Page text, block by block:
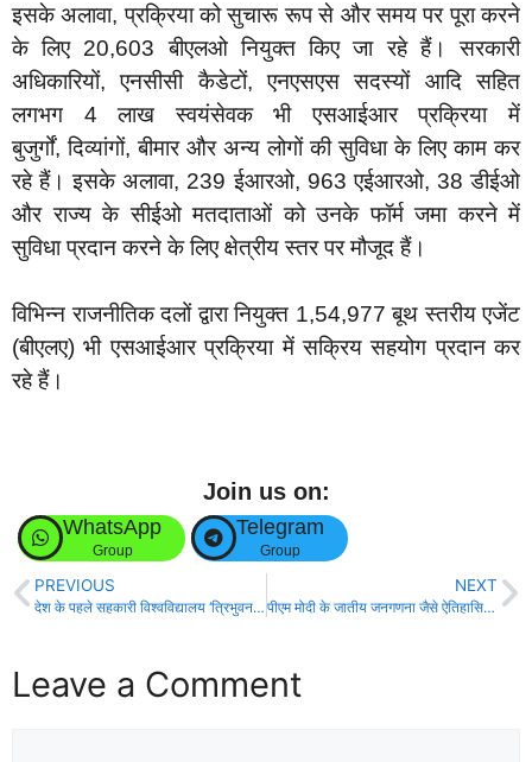
इसके अलावा, प्रक्रिया को सुचारू रूप से और समय पर पूरा करने
के लिए 20,603 बीएलओ नियुक्त किए जा रहे हैं। सरकारी
अधिकारियों, एनसीसी कैडेटों, एनएसएस सदस्यों आदि सहित
लगभग 4 लाख स्वयंसेवक भी एसआईआर प्रक्रिया में
बुजुर्गों, दिव्यांगों, बीमार और अन्य लोगों की सुविधा के लिए काम कर
रहे हैं। इसके अलावा, 239 ईआरओ, 963 एईआरओ, 38 डीईओ
और राज्य के सीईओ मतदाताओं को उनके फॉर्म जमा करने में
सुविधा प्रदान करने के लिए क्षेत्रीय स्तर पर मौजूद हैं।
विभिन्न राजनीतिक दलों द्वारा नियुक्त 1,54,977 बूथ स्तरीय एजेंट
(बीएलए) भी एसआईआर प्रक्रिया में सक्रिय सहयोग प्रदान कर
रहे हैं।
Join us on:
WhatsApp
Group
Telegram
Group
PREVIOUS
देश के पहले सहकारी विश्वविद्यालय ‘त्रिभुवन सहकारी यूनिवर्सिटी’ का अमित शाह ने किया भूमि पूजन!
NEXT
पीएम मोदी के जातीय जनगणना जैसे ऐतिहासिक निर्णय के लिए दिया गया धन्यवाद!
Leave a Comment